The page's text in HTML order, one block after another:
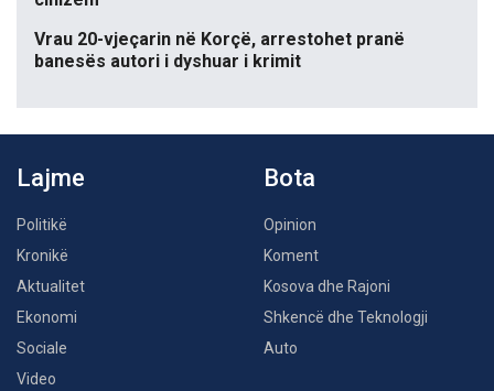
Vrau 20-vjeçarin në Korçë, arrestohet pranë
banesës autori i dyshuar i krimit
Lajme
Politikë
Kronikë
Aktualitet
Ekonomi
Sociale
Video
Bota
Opinion
Koment
Kosova dhe Rajoni
Shkencë dhe Teknologji
Auto